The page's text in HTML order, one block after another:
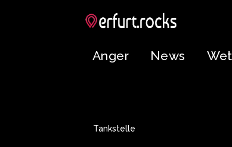
Anger News
Tankstelle